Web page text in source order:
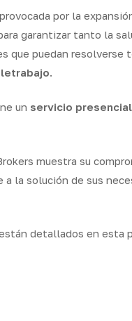
por la
garantizar tanto la
que puedan resolverse
un servicio
muestra su
la solución de sus
detallados en esta